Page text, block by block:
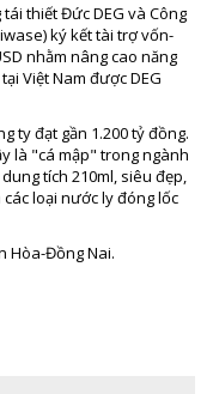
thiết Đức DEG và Công
ký kết tài trợ vốn-
nhằm nâng cao năng
Việt Nam được DEG
ty đạt gần 1.200 tỷ đồng.
là "cá mập" trong ngành
tích 210ml, siêu đẹp,
loại nước ly đóng lốc
Hòa-Đồng Nai.